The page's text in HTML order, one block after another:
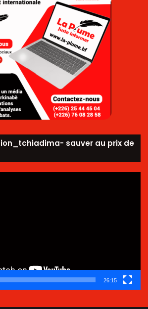
sauver au prix de
26:15